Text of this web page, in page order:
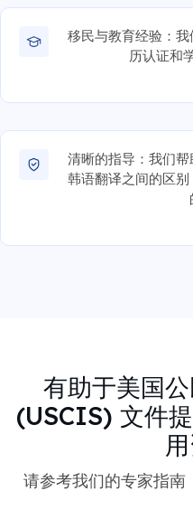
移民与教育经验：
历认证和
清晰的指导：我们
韩语翻译之间的区
有助于美国
(USCIS) 文件
请参考我们的专家指南